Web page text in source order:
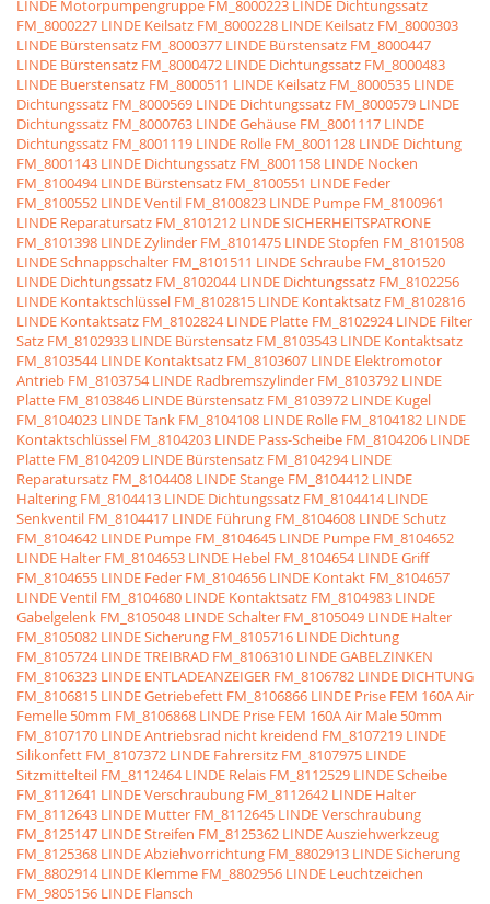
LINDE Motorpumpengruppe FM_8000223 LINDE Dichtungssatz
FM_8000227 LINDE Keilsatz FM_8000228 LINDE Keilsatz FM_8000303
LINDE Bürstensatz FM_8000377 LINDE Bürstensatz FM_8000447
LINDE Bürstensatz FM_8000472 LINDE Dichtungssatz FM_8000483
LINDE Buerstensatz FM_8000511 LINDE Keilsatz FM_8000535 LINDE
Dichtungssatz FM_8000569 LINDE Dichtungssatz FM_8000579 LINDE
Dichtungssatz FM_8000763 LINDE Gehäuse FM_8001117 LINDE
Dichtungssatz FM_8001119 LINDE Rolle FM_8001128 LINDE Dichtung
FM_8001143 LINDE Dichtungssatz FM_8001158 LINDE Nocken
FM_8100494 LINDE Bürstensatz FM_8100551 LINDE Feder
FM_8100552 LINDE Ventil FM_8100823 LINDE Pumpe FM_8100961
LINDE Reparatursatz FM_8101212 LINDE SICHERHEITSPATRONE
FM_8101398 LINDE Zylinder FM_8101475 LINDE Stopfen FM_8101508
LINDE Schnappschalter FM_8101511 LINDE Schraube FM_8101520
LINDE Dichtungssatz FM_8102044 LINDE Dichtungssatz FM_8102256
LINDE Kontaktschlüssel FM_8102815 LINDE Kontaktsatz FM_8102816
LINDE Kontaktsatz FM_8102824 LINDE Platte FM_8102924 LINDE Filter
Satz FM_8102933 LINDE Bürstensatz FM_8103543 LINDE Kontaktsatz
FM_8103544 LINDE Kontaktsatz FM_8103607 LINDE Elektromotor
Antrieb FM_8103754 LINDE Radbremszylinder FM_8103792 LINDE
Platte FM_8103846 LINDE Bürstensatz FM_8103972 LINDE Kugel
FM_8104023 LINDE Tank FM_8104108 LINDE Rolle FM_8104182 LINDE
Kontaktschlüssel FM_8104203 LINDE Pass-Scheibe FM_8104206 LINDE
Platte FM_8104209 LINDE Bürstensatz FM_8104294 LINDE
Reparatursatz FM_8104408 LINDE Stange FM_8104412 LINDE
Haltering FM_8104413 LINDE Dichtungssatz FM_8104414 LINDE
Senkventil FM_8104417 LINDE Führung FM_8104608 LINDE Schutz
FM_8104642 LINDE Pumpe FM_8104645 LINDE Pumpe FM_8104652
LINDE Halter FM_8104653 LINDE Hebel FM_8104654 LINDE Griff
FM_8104655 LINDE Feder FM_8104656 LINDE Kontakt FM_8104657
LINDE Ventil FM_8104680 LINDE Kontaktsatz FM_8104983 LINDE
Gabelgelenk FM_8105048 LINDE Schalter FM_8105049 LINDE Halter
FM_8105082 LINDE Sicherung FM_8105716 LINDE Dichtung
FM_8105724 LINDE TREIBRAD FM_8106310 LINDE GABELZINKEN
FM_8106323 LINDE ENTLADEANZEIGER FM_8106782 LINDE DICHTUNG
FM_8106815 LINDE Getriebefett FM_8106866 LINDE Prise FEM 160A Air
Femelle 50mm FM_8106868 LINDE Prise FEM 160A Air Male 50mm
FM_8107170 LINDE Antriebsrad nicht kreidend FM_8107219 LINDE
Silikonfett FM_8107372 LINDE Fahrersitz FM_8107975 LINDE
Sitzmittelteil FM_8112464 LINDE Relais FM_8112529 LINDE Scheibe
FM_8112641 LINDE Verschraubung FM_8112642 LINDE Halter
FM_8112643 LINDE Mutter FM_8112645 LINDE Verschraubung
FM_8125147 LINDE Streifen FM_8125362 LINDE Ausziehwerkzeug
FM_8125368 LINDE Abziehvorrichtung FM_8802913 LINDE Sicherung
FM_8802914 LINDE Klemme FM_8802956 LINDE Leuchtzeichen
FM_9805156 LINDE Flansch